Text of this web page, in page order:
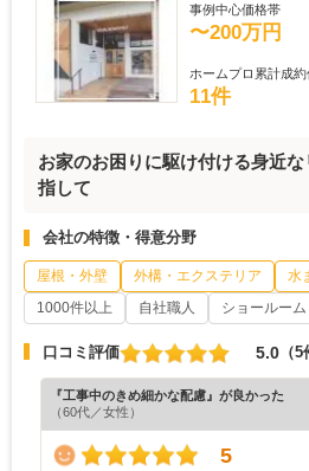
事例中心価格帯
〜200万円
ホームプロ累計成
11件
お家のお困りに駆け付ける身近
指して
会社の特徴・得意分野
屋根・外壁 外構・エクステリア 水
1000件以上
自社職人 ショールーム
口コミ評価 5.0 （5
『工事中のきめ細かな配慮』が良かった
（60代／女性）
5